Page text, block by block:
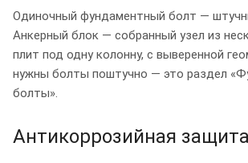
Одиночный фундаментный болт —
Анкерный блок — собранный узел из
плит под одну колонну, с выверенной
нужны болты поштучно — это раздел
болты».
Антикоррозийная защита